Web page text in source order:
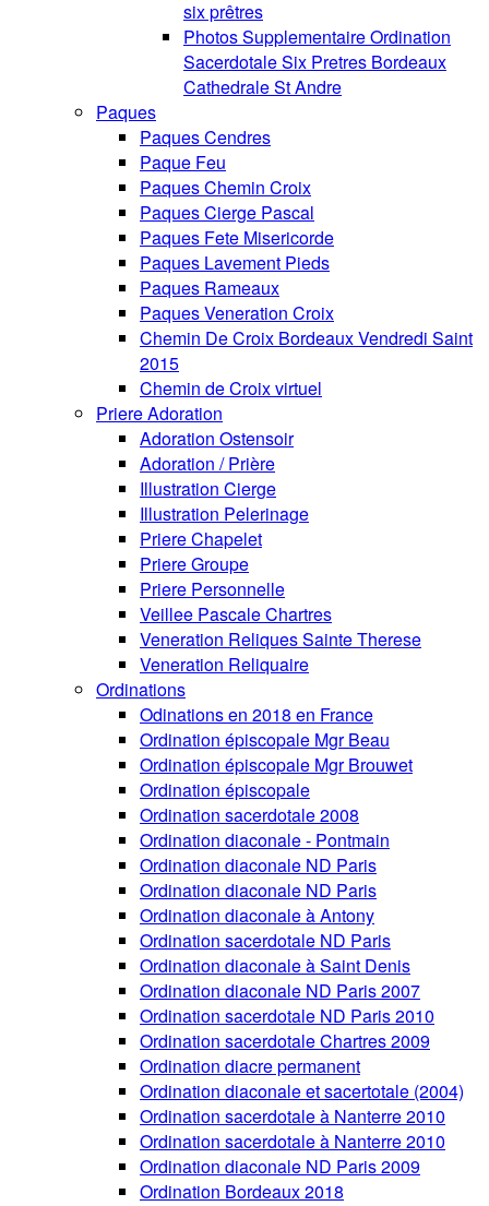
six prêtres
Photos Supplementaire Ordination
Sacerdotale Six Pretres Bordeaux
Cathedrale St Andre
Paques
Paques Cendres
Paque Feu
Paques Chemin Croix
Paques Cierge Pascal
Paques Fete Misericorde
Paques Lavement Pieds
Paques Rameaux
Paques Veneration Croix
Chemin De Croix Bordeaux Vendredi Saint
2015
Chemin de Croix virtuel
Priere Adoration
Adoration Ostensoir
Adoration / Prière
Illustration Cierge
Illustration Pelerinage
Priere Chapelet
Priere Groupe
Priere Personnelle
Veillee Pascale Chartres
Veneration Reliques Sainte Therese
Veneration Reliquaire
Ordinations
Odinations en 2018 en France
Ordination épiscopale Mgr Beau
Ordination épiscopale Mgr Brouwet
Ordination épiscopale
Ordination sacerdotale 2008
Ordination diaconale - Pontmain
Ordination diaconale ND Paris
Ordination diaconale ND Paris
Ordination diaconale à Antony
Ordination sacerdotale ND Paris
Ordination diaconale à Saint Denis
Ordination diaconale ND Paris 2007
Ordination sacerdotale ND Paris 2010
Ordination sacerdotale Chartres 2009
Ordination diacre permanent
Ordination diaconale et sacertotale (2004)
Ordination sacerdotale à Nanterre 2010
Ordination sacerdotale à Nanterre 2010
Ordination diaconale ND Paris 2009
Ordination Bordeaux 2018